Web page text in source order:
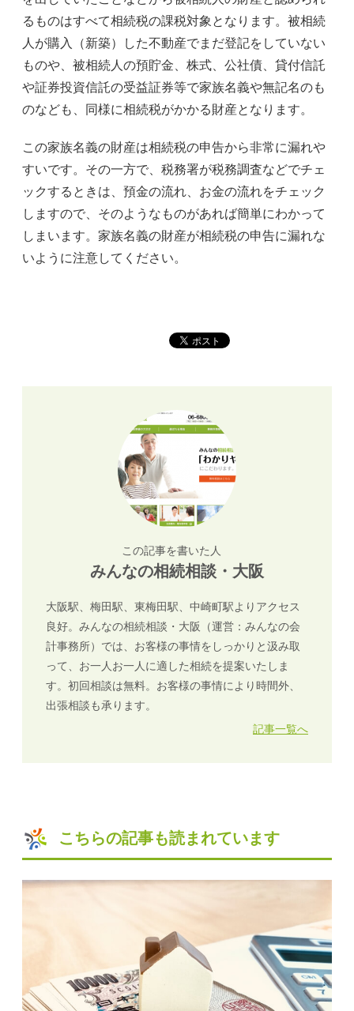
るものはすべて相続税の課税対象となります。被相続
人が購入（新築）した不動産でまだ登記をしていない
ものや、被相続人の預貯金、株式、公社債、貸付信託
や証券投資信託の受益証券等で家族名義や無記名のも
のなども、同様に相続税がかかる財産となります。
この家族名義の財産は相続税の申告から非常に漏れや
すいです。その一方で、税務署が税務調査などでチェ
ックするときは、預金の流れ、お金の流れをチェック
しますので、そのようなものがあれば簡単にわかって
しまいます。家族名義の財産が相続税の申告に漏れな
いように注意してください。
この記事を書いた人
みんなの相続相談・大阪
大阪駅、梅田駅、東梅田駅、中崎町駅よりアクセス
良好。みんなの相続相談・大阪（運営：みんなの会
計事務所）では、お客様の事情をしっかりと汲み取
って、お一人お一人に適した相続を提案いたしま
す。初回相談は無料。お客様の事情により時間外、
出張相談も承ります。
記事一覧へ
こちらの記事も読まれています